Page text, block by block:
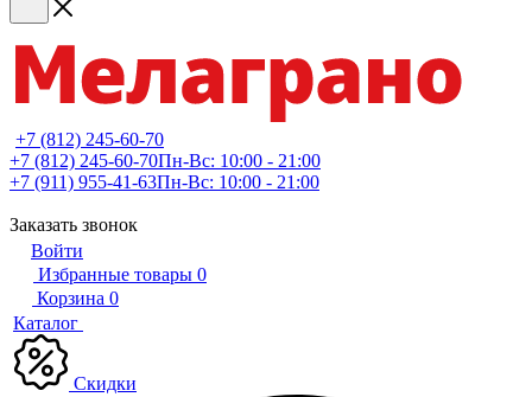
+7 (812) 245-60-70
+7 (812) 245-60-70Пн-Вс: 10:00 - 21:00
+7 (911) 955-41-63Пн-Вс: 10:00 - 21:00
Заказать звонок
Войти
Избранные товары 0
Корзина 0
Каталог
Скидки